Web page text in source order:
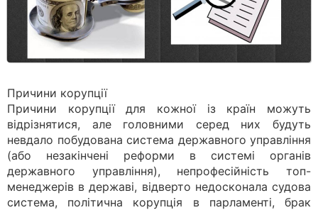
Причини корупції
Причини корупції для кожної із країн можуть
відрізнятися, але головними серед них будуть
невдало побудована система державного управління
(або незакінчені реформи в системі органів
державного управління), непрофесійність топ-
менеджерів в державі, відверто недосконала судова
система, політична корупція в парламенті, брак